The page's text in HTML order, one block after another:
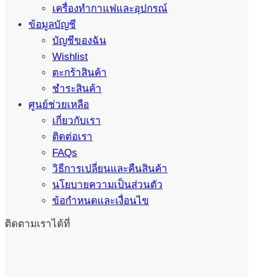
เครื่องทำกาแฟและอุปกรณ์
ข้อมูลบัญชี
บัญชีของฉัน
Wishlist
ตะกร้าสินค้า
ชำระสินค้า
ศูนย์ช่วยเหลือ
เกี่ยวกับเรา
ติดต่อเรา
FAQs
วิธีการเปลี่ยนและคืนสินค้า
นโยบายความเป็นส่วนตัว
ข้อกำหนดและเงื่อนไข
ติดตามเราได้ที่